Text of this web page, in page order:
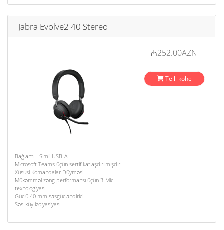
Jabra Evolve2 40 Stereo
Bağlantı - Simli USB-A
Microsoft Teams üçün sertifikatlaşdırılmışdır
Xüsusi Komandalar Düyməsi
Mükəmməl zəng performansı üçün 3-Mic
texnologiyası
Güclü 40 mm səsgücləndirici
Səs-küy izolyasiyası
₼252.00AZN
Telli kohe